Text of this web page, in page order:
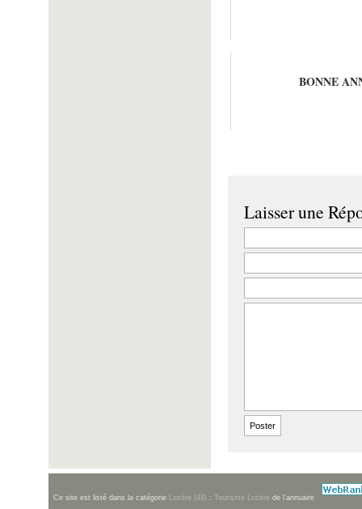
BONNE
Laisser une
Ce site est listé dans la catégorie Lozère (48) : Tourisme Lozère de l'annuaire